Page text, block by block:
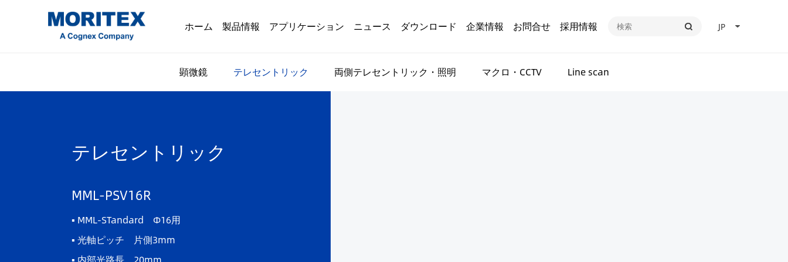
JP
ホーム 製品情報 アプリケーション ニュース ダウンロード 企業情報 お問合せ 採用情報
顕微鏡 テレセントリック 両側テレセントリック・照明 マクロ・CCTV Line scan
テレセントリック
MML-PSV16R
▪ MML-STandard Φ16用
▪ 光軸ピッチ 片側3mm